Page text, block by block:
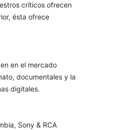
críticos ofrecen
ésta ofrece
en el mercado
documentales y la
digitales.
Sony & RCA